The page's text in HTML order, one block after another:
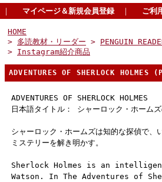
｜ マイページ＆新規会員登録 ｜ ご利
HOME
> 多読教材・リーダー > PENGUIN
> Instagram紹介商品
ADVENTURES OF SHERLOCK HOLMES
ADVENTURES OF SHERLOCK HOLMES
日本語タイトル： シャーロック・ホーム
シャーロック・ホームズは知的な探偵で
ミステリーを解き明かす。
Sherlock Holmes is an
Watson. In The Adventures of